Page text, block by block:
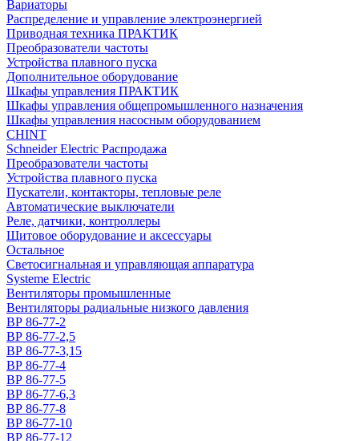
Вариаторы
Распределение и управление электроэнергией
Приводная техника ПРАКТИК
Преобразователи частоты
Устройства плавного пуска
Дополнительное оборудование
Шкафы управления ПРАКТИК
Шкафы управления общепромышленного назначения
Шкафы управления насосным оборудованием
CHINT
Schneider Electric Распродажа
Преобразователи частоты
Устройства плавного пуска
Пускатели, контакторы, тепловые реле
Автоматические выключатели
Реле, датчики, контроллеры
Щитовое оборудование и аксессуары
Остальное
Светосигнальная и управляющая аппаратура
Systeme Electric
Вентиляторы промышленные
Вентиляторы радиальные низкого давления
ВР 86-77-2
ВР 86-77-2,5
ВР 86-77-3,15
ВР 86-77-4
ВР 86-77-5
ВР 86-77-6,3
ВР 86-77-8
ВР 86-77-10
ВР 86-77-12